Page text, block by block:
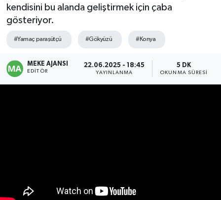
kendisini bu alanda geliştirmek için çaba
gösteriyor.
#Yamaç paraşütçü #Gökyüzü #Konya
MEKE AJANSI
EDITÖR
22.06.2025 - 18:45
YAYINLANMA
5 DK
OKUNMA SÜRESI